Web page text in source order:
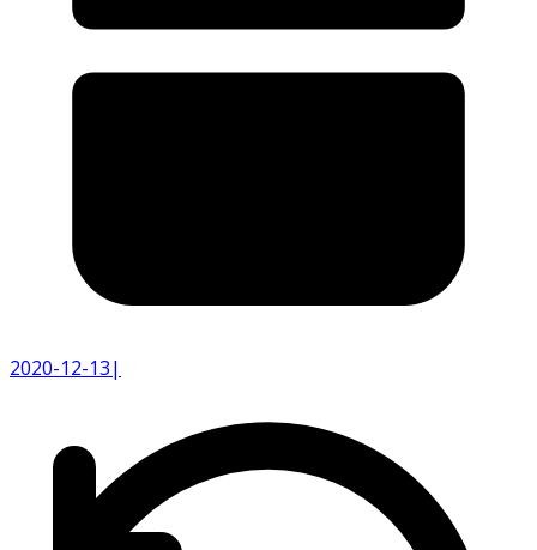
2020-12-13|